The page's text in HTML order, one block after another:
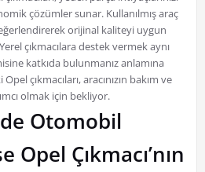
çözümler sunar. Kullanılmış araç
orijinal kaliteyi uygun
çıkmacılara destek vermek aynı
katkıda bulunmanız anlamına
çıkmacıları, aracınızın bakım ve
olmak için bekliyor.
Otomobil
Çıkmacı’nın